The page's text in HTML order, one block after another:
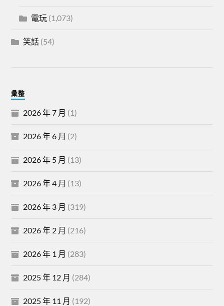
電玩 (1,073)
笑話 (54)
彙整
2026 年 7 月 (1)
2026 年 6 月 (2)
2026 年 5 月 (13)
2026 年 4 月 (13)
2026 年 3 月 (319)
2026 年 2 月 (216)
2026 年 1 月 (283)
2025 年 12 月 (284)
2025 年 11 月 (192)